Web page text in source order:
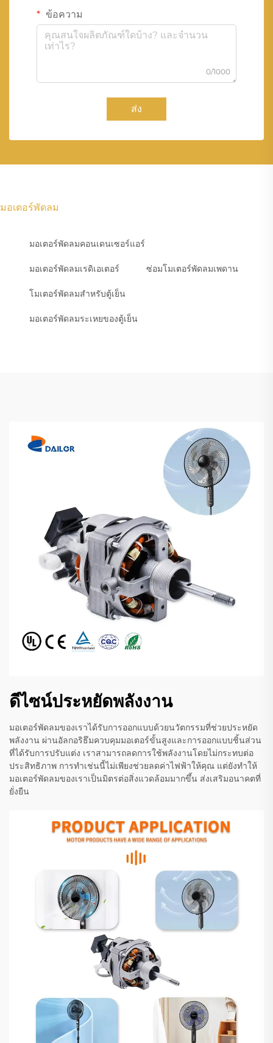
ข้อความ
0/1000
ส่ง
มอเตอร์พัดลม
มอเตอร์พัดลมคอนเดนเซอร์แอร์
มอเตอร์พัดลมเรดิเอเตอร์ ซ่อมโมเตอร์พัดลมเพดาน
โมเตอร์พัดลมสำหรับตู้เย็น
มอเตอร์พัดลมระเหยของตู้เย็น
ดีไซน์ประหยัดพลังงาน
มอเตอร์พัดลมของเราได้รับการออกแบบด้วยนวัตกรรมที่ช่วยประหยัด
พลังงาน ผ่านอัลกอริธึมควบคุมมอเตอร์ขั้นสูงและการออกแบบชิ้นส่วน
ที่ได้รับการปรับแต่ง เราสามารถลดการใช้พลังงานโดยไม่กระทบต่อ
ประสิทธิภาพ การทำเช่นนี้ไม่เพียงช่วยลดค่าไฟฟ้าให้คุณ แต่ยังทำให้
มอเตอร์พัดลมของเราเป็นมิตรต่อสิ่งแวดล้อมมากขึ้น ส่งเสริมอนาคตที่
ยั่งยืน